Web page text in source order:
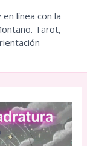
línea con la
Tarot,